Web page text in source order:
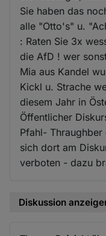
Sie haben das
alle "Otto's" u.
: Raten Sie 3x
die AfD ! wer
Mia aus Kandel
Kickl u. Strache
diesem Jahr in
Öffentlicher
Pfahl-
sich dort am
verboten - dazu
Diskussion